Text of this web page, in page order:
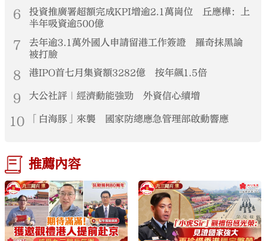
6
投資推廣署超額完成KPI增逾2.1萬崗位 丘應樺：上
半年吸資逾500億
7
去年逾3.1萬外國人申請留港工作簽證 羅奇抹黑論
被打臉
8 港IPO首七月集資額3282億 按年飆1.5倍
9 大公社評｜經濟動能強勁 外資信心續增
10 「白海豚」來襲 國家防總應急管理部啟動響應
推薦內容